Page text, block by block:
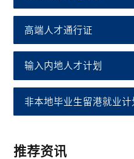
高端人才通行证
输入内地人才计划
非本地毕业生留港就业计
推荐资讯